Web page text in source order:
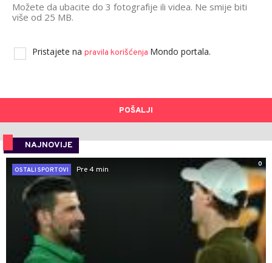
Možete da ubacite do 3 fotografije ili videa. Ne smije biti
više od 25 MB.
Pristajete na pravila korišćenja Mondo portala.
POŠALJI
NAJNOVIJE
0
OSTALI SPORTOVI
Pre 4 min